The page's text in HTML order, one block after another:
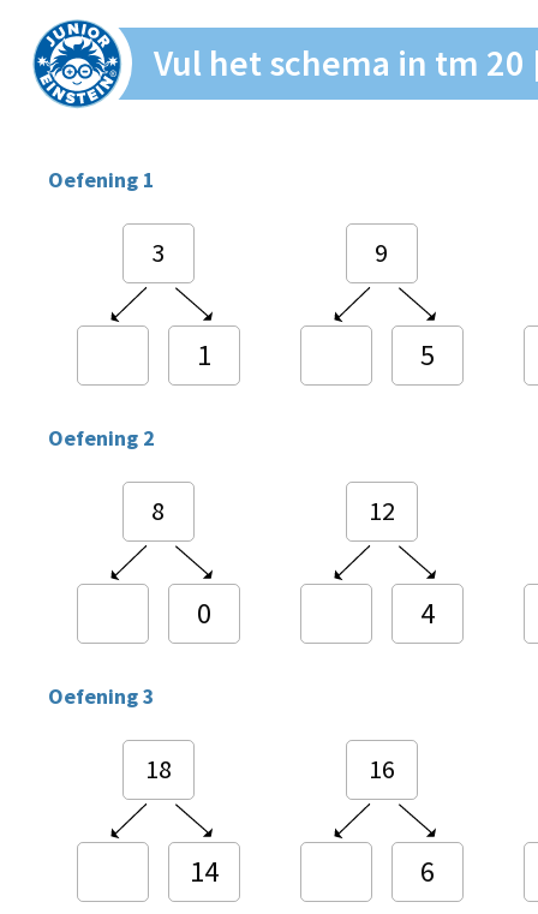
Vul het schema in tm 20
Oefening 1
3
1
9
5
Oefening 2
8
0
12
4
Oefening 3
18
14
16
6